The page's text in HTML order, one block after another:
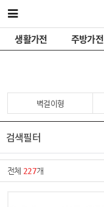
생활가전 주방가전
벽걸이형
검색필터
전체 227개